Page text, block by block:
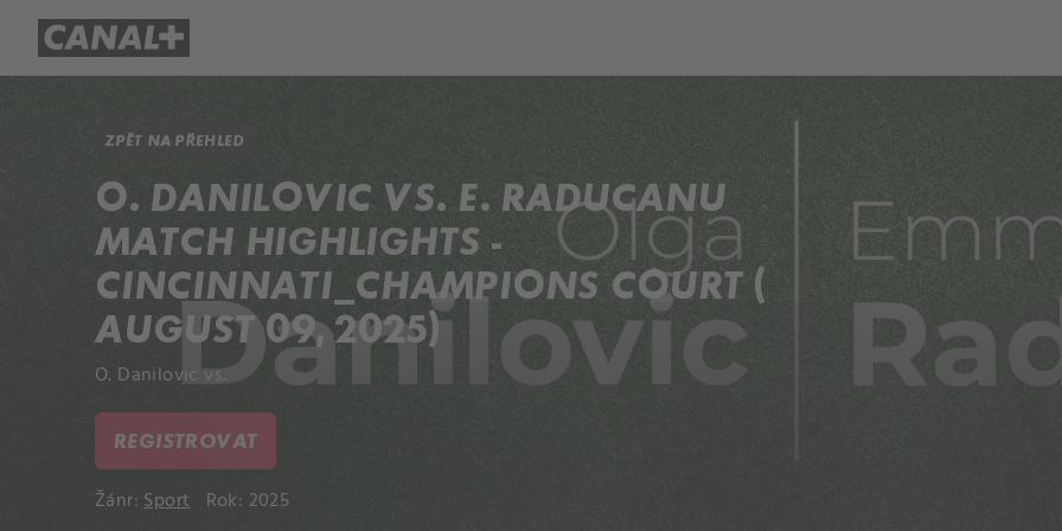
ZPĚT NA PŘEHLED
O. DANILOVIC VS. E. RADUCANU
MATCH HIGHLIGHTS -
CINCINNATI_CHAMPIONS COURT (
AUGUST 09, 2025)
O. Danilovic vs.
REGISTROVAT
Žánr:Sport Rok: 2025